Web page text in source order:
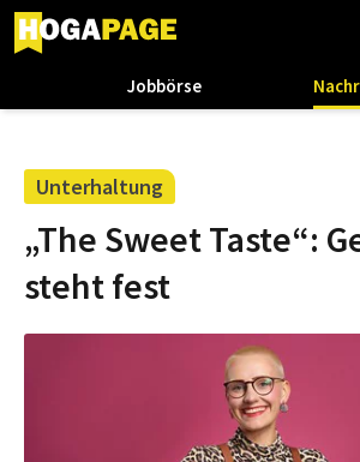
Jobbörse
Unterhaltung
„The Sweet Taste“:
steht fest